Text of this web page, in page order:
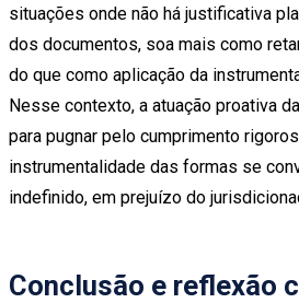
situações onde não há justificativa
dos documentos, soa mais como
do que como aplicação da
Nesse contexto, a atuação proativa
para pugnar pelo cumprimento
instrumentalidade das formas se
indefinido, em prejuízo do
Conclusão e reflexão